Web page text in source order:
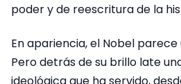
poder y de reescritura de la
En apariencia, el Nobel
Pero detrás de su brillo late